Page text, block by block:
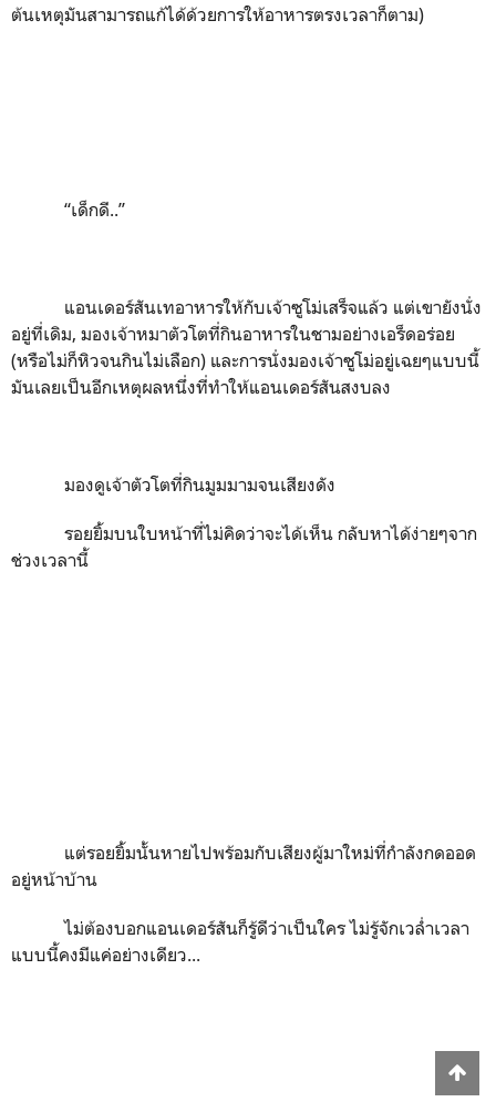
ต้นเหตุมันสามารถแก้ได้ด้วยการให้อาหารตรงเวลาก็ตาม)
“เด็กดี..”
แอนเดอร์สันเทอาหารให้กับเจ้าซูโม่เสร็จแล้ว แต่เขายังนั่ง
อยู่ที่เดิม, มองเจ้าหมาตัวโตที่กินอาหารในชามอย่างเอร็ดอร่อย
(หรือไม่ก็หิวจนกินไม่เลือก) และการนั่งมองเจ้าซูโม่อยู่เฉยๆแบบนี้
มันเลยเป็นอีกเหตุผลหนึ่งที่ทำให้แอนเดอร์สันสงบลง
มองดูเจ้าตัวโตที่กินมูมมามจนเสียงดัง
รอยยิ้มบนใบหน้าที่ไม่คิดว่าจะได้เห็น กลับหาได้ง่ายๆจาก
ช่วงเวลานี้
แต่รอยยิ้มนั้นหายไปพร้อมกับเสียงผู้มาใหม่ที่กำลังกดออด
อยู่หน้าบ้าน
ไม่ต้องบอกแอนเดอร์สันก็รู้ดีว่าเป็นใคร ไม่รู้จักเวล่ำเวลา
แบบนี้คงมีแค่อย่างเดียว...